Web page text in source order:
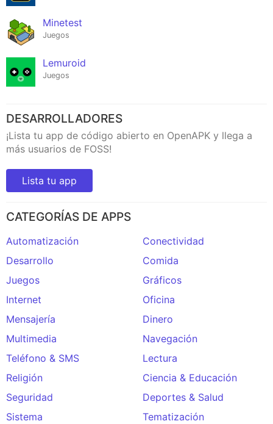
Minetest
Juegos
Lemuroid
Juegos
DESARROLLADORES
¡Lista tu app de código abierto en OpenAPK y llega a
más usuarios de FOSS!
Lista tu app
CATEGORÍAS DE APPS
Automatización
Conectividad
Desarrollo
Comida
Juegos
Gráficos
Internet
Oficina
Mensajería
Dinero
Multimedia
Navegación
Teléfono & SMS
Lectura
Religión
Ciencia & Educación
Seguridad
Deportes & Salud
Sistema
Tematización